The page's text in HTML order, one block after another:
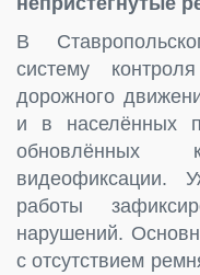
В
систему
дорожного
и в населённых
работы
нарушений.
с отсутствием